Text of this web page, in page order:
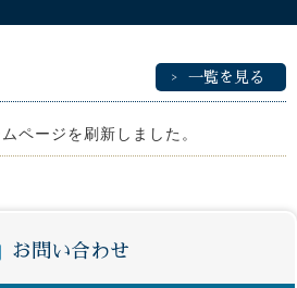
一覧を見る
ページを刷新しました。
お問い合わせ